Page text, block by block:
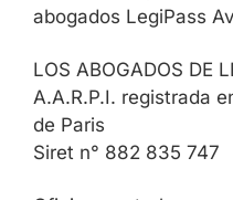
abogados LegiPass
LOS ABOGADOS DE
A.A.R.P.I. registrada
de Paris
Siret n° 882 835 747